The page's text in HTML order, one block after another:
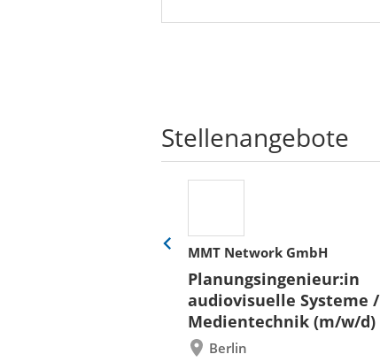
Stellenangebote
MMT Network GmbH
Planungsingenieur:in
audiovisuelle Systeme /
Medientechnik (m/w/d)
Berlin
Eine
zurück